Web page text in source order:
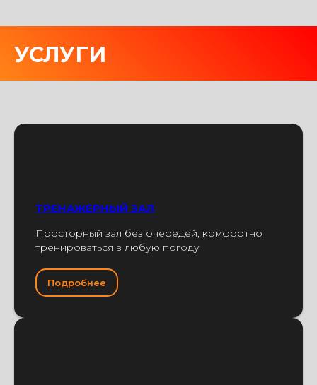
УСЛУГИ
ТРЕНАЖЕРНЫЙ ЗАЛ
Просторный зал без очередей, комфортно
тренироваться в любую погоду
Подробнее